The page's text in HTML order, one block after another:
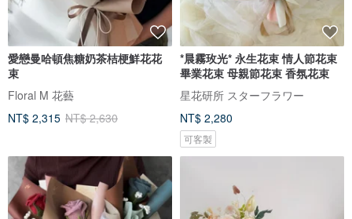
愛戀曼哈頓焦糖奶茶桔梗鮮花花
束
Floral M 花藝
NT$ 2,315 NT$ 2,630
*晨霧玫光* 永生花束 情人節花束
畢業花束 母親節花束 香氛花束
星花研所 スターフラワー
NT$ 2,280
可客製